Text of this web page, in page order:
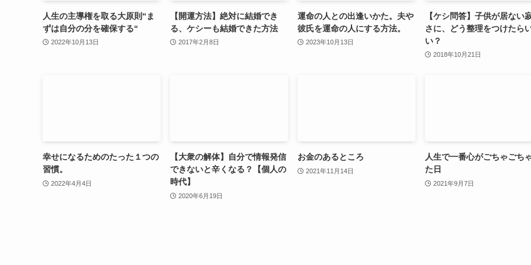
人生の主導権を取る大原則“ま
ずは自分の分を確保する“
2022年10月13日
【開運方法】絶対に結婚でき
る、ケシーも結婚できた方法
2017年2月8日
運命の人との出逢いかた。夫や
彼氏を運命の人にする方法。
2023年10月13日
【ケシ問答】子供が居ない
さに、どう整理をつけたら
い？
2018年10月21日
幸せになるためのたった１つの
習慣。
2022年4月4日
【大衆の解体】自分で情報発信
できないと辛くなる？【個人の
時代】
2020年6月19日
お金のあるところ
2021年11月14日
人生で一番心がごちゃごち
た日
2021年9月7日